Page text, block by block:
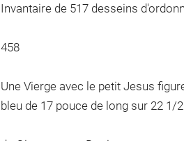
Invantaire de 517 desseins
458
Une Vierge avec le petit Jesus
bleu de 17 pouce de long sur 22 1/